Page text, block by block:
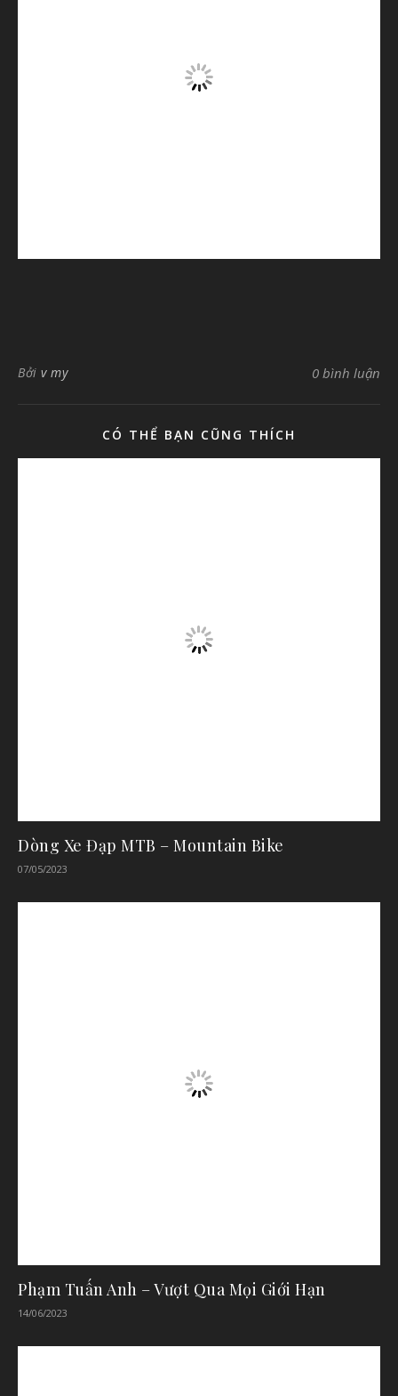
Bởi v my 0 bình luận
CÓ THỂ BẠN CŨNG THÍCH
Dòng Xe Đạp MTB – Mountain Bike
07/05/2023
Phạm Tuấn Anh – Vượt Qua Mọi Giới Hạn
14/06/2023